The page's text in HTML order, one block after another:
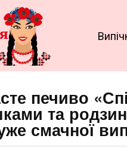
печиво
та
смачної